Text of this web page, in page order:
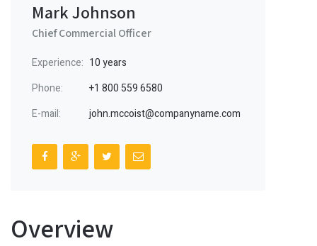
Mark Johnson
Chief Commercial Officer
Experience: 10 years
Phone:
+1 800 559 6580
E-mail:
john.mccoist@companyname.com
Overview